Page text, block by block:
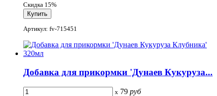
Скидка 15%
Артикул: fv-715451
Добавка для прикормки 'Дунаев Кукуруза...
x 79 руб